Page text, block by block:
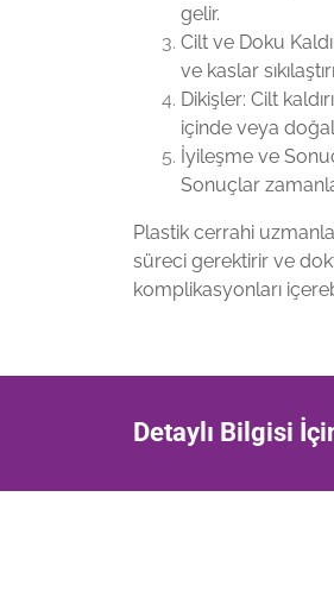
gelir.
Cilt ve Doku
ve kaslar
Dikişler: Cilt
içinde veya
İyileşme ve
Sonuçlar
Plastik cerrahi
süreci gerektirir ve
komplikasyonları
Detaylı Bilgisi